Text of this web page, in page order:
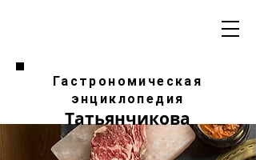
Гастрономическая
энциклопедия
Татьянчикова